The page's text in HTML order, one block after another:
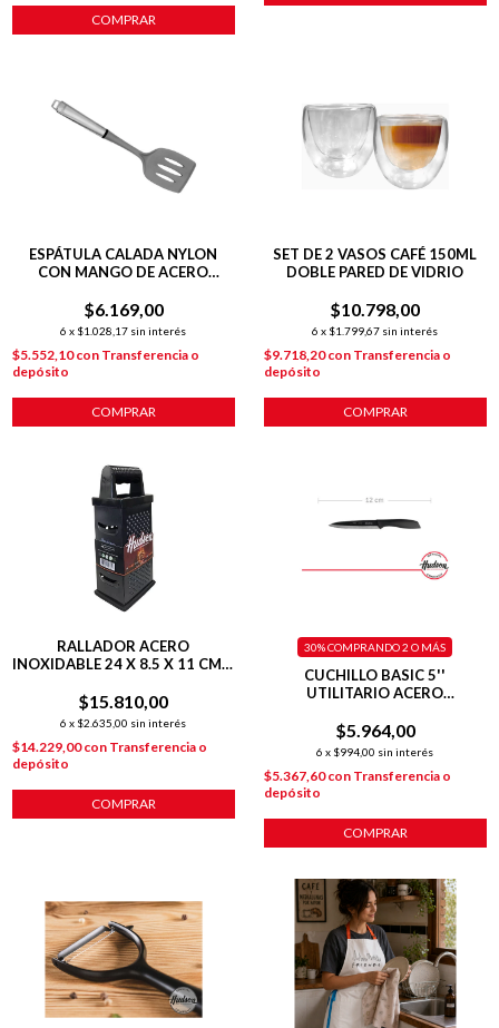
COMPRAR
ESPÁTULA CALADA NYLON
CON MANGO DE ACERO
$6.169,00
6 x $1.028,17 sin interés
$5.552,10con Transferencia o
depósito
COMPRAR
SET DE 2 VASOS CAFÉ 150ML
DOBLE PARED DE VIDRIO
$10.798,00
6 x $1.799,67 sin interés
$9.718,20con Transferencia o
depósito
COMPRAR
RALLADOR ACERO
INOXIDABLE 24 X 8.5 X 11 CM 4
$15.810,00
6 x $2.635,00 sin interés
$14.229,00con Transferencia o
depósito
COMPRAR
CUCHILLO BASIC 5''
UTILITARIO ACERO
$5.964,00
6 x $994,00 sin interés
30%COMPRANDO 2 O MÁS
$5.367,60con Transferencia o
depósito
COMPRAR